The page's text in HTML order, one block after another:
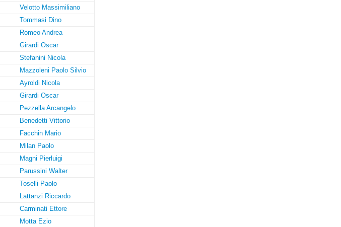
Velotto Massimiliano
Tommasi Dino
Romeo Andrea
Girardi Oscar
Stefanini Nicola
Mazzoleni Paolo Silvio
Ayroldi Nicola
Girardi Oscar
Pezzella Arcangelo
Benedetti Vittorio
Facchin Mario
Milan Paolo
Magni Pierluigi
Parussini Walter
Toselli Paolo
Lattanzi Riccardo
Carminati Ettore
Motta Ezio